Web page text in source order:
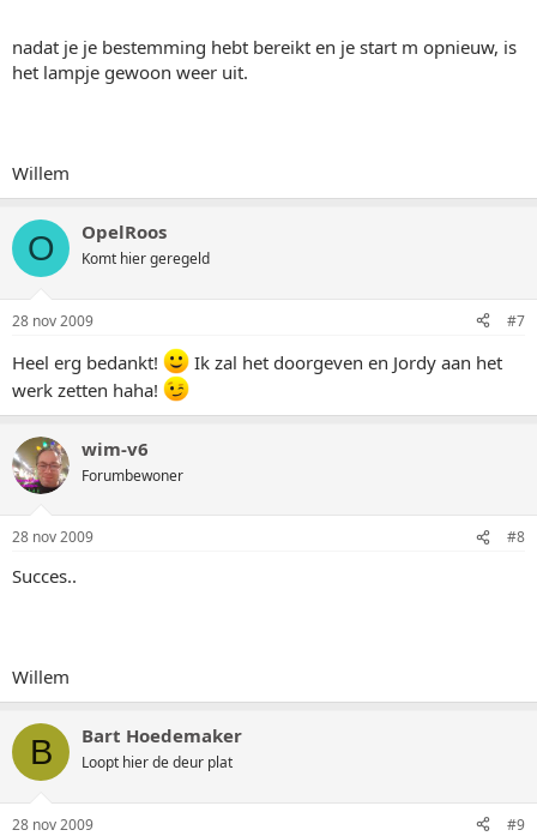
nadat je je bestemming hebt bereikt en je start m opnieuw, is
het lampje gewoon weer uit.
Willem
O OpelRoos
Komt hier geregeld
28 nov 2009 #7
Heel erg bedankt!
Ik zal het doorgeven en Jordy aan het
werk zetten haha!
wim-v6
Forumbewoner
28 nov 2009 #8
Succes..
Willem
B Bart Hoedemaker
Loopt hier de deur plat
28 nov 2009 #9